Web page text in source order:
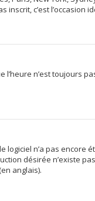
inscrit, c’est l’occasion
n’est toujours
n’a pas
désirée n’existe
anglais).